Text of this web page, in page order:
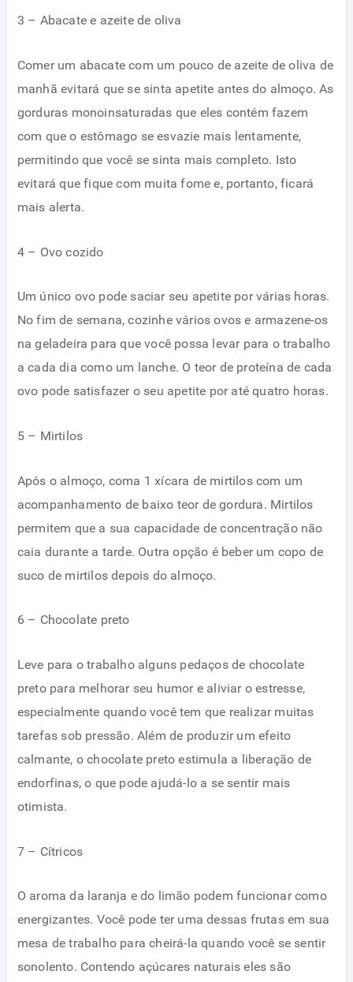
3 – Abacate e azeite de oliva
Comer um abacate com um pouco de azeite de oliva de
manhã evitará que se sinta apetite antes do almoço. As
gorduras monoinsaturadas que eles contém fazem
com que o estômago se esvazie mais lentamente,
permitindo que você se sinta mais completo. Isto
evitará que fique com muita fome e, portanto, ficará
mais alerta.
4 – Ovo cozido
Um único ovo pode saciar seu apetite por várias horas.
No fim de semana, cozinhe vários ovos e armazene-os
na geladeira para que você possa levar para o trabalho
a cada dia como um lanche. O teor de proteína de cada
ovo pode satisfazer o seu apetite por até quatro horas.
5 – Mirtilos
Após o almoço, coma 1 xícara de mirtilos com um
acompanhamento de baixo teor de gordura. Mirtilos
permitem que a sua capacidade de concentração não
caia durante a tarde. Outra opção é beber um copo de
suco de mirtilos depois do almoço.
6 – Chocolate preto
Leve para o trabalho alguns pedaços de chocolate
preto para melhorar seu humor e aliviar o estresse,
especialmente quando você tem que realizar muitas
tarefas sob pressão. Além de produzir um efeito
calmante, o chocolate preto estimula a liberação de
endorfinas, o que pode ajudá-lo a se sentir mais
otimista.
7 – Cítricos
O aroma da laranja e do limão podem funcionar como
energizantes. Você pode ter uma dessas frutas em sua
mesa de trabalho para cheirá-la quando você se sentir
sonolento. Contendo açúcares naturais eles são